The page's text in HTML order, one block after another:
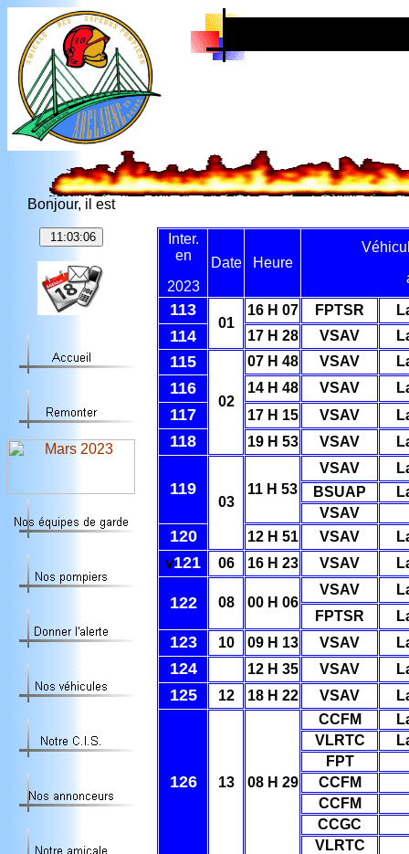
Bonjour, il est
Inter.
en
2023
Date Heure
113
01
16 H 07 FPTSR
114 17 H 28 VSAV
115
02
07 H 48 VSAV
116 14 H 48 VSAV
117 17 H 15 VSAV
118 19 H 53 VSAV
119
03
11 H 53
VSAV
BSUAP
VSAV
120 12 H 51 VSAV
v121 06 16 H 23 VSAV
122 08 00 H 06
VSAV
FPTSR
123 10 09 H 13 VSAV
124 12 H 35 VSAV
125 12 18 H 22 VSAV
126 13 08 H 29
CCFM
VLRTC
FPT
CCFM
CCFM
CCGC
VLRTC